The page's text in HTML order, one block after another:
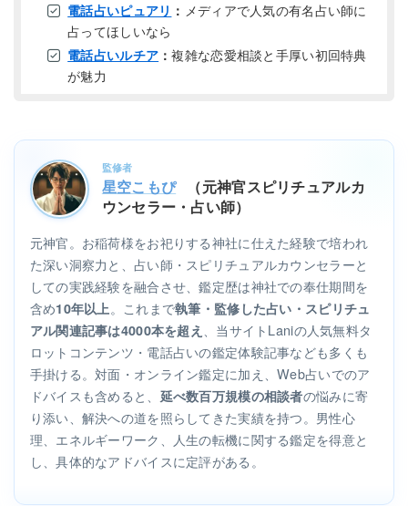
電話占いピュアリ ：
メディアで人気の有名占い師に
占ってほしいなら
電話占いルチア ：複雑な恋愛相談と手厚い初回特典
が魅力
監修者
星空こもぴ
（元神官スピリチュアルカ
ウンセラー・占い師）
元神官。お稲荷様をお祀りする神社に仕えた経験で培われ
た深い洞察力と、占い師・スピリチュアルカウンセラーと
しての実践経験を融合させ、鑑定歴は神社での奉仕期間を
含め10年以上 。これまで執筆・監修した占い・スピリチュ
アル関連記事は4000本を超え
、当サイトLaniの人気無料タ
ロットコンテンツ・電話占いの鑑定体験記事なども多くも
手掛ける。対面・オンライン鑑定に加え、Web占いでのア
ドバイスも含めると、 延べ数百万規模の相談者の悩みに寄
り添い、解決への道を照らしてきた実績を持つ。男性心
理、エネルギーワーク、人生の転機に関する鑑定を得意と
し、具体的なアドバイスに定評がある。